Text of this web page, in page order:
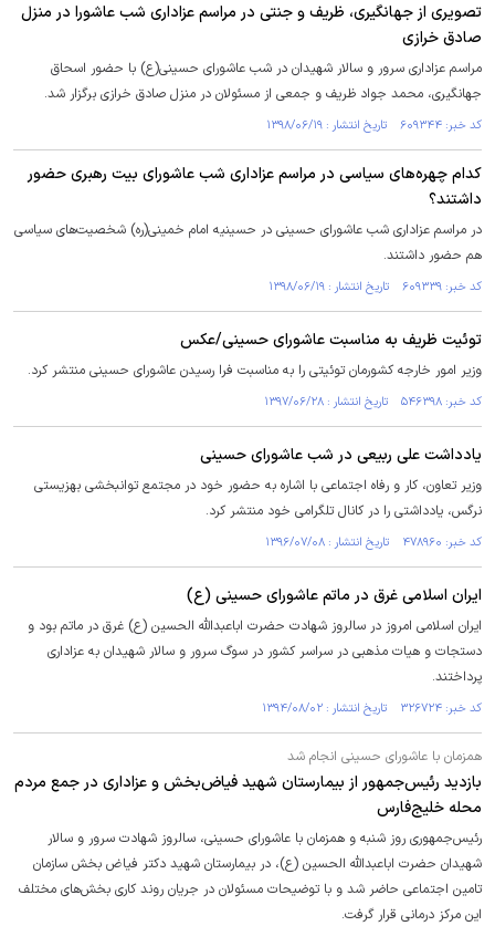
تصویری از جهانگیری، ظریف و جنتی در مراسم عزاداری شب عاشورا در منزل
صادق خرازی
مراسم عزاداری سرور و سالار شهیدان در شب عاشورای حسینی(ع) با حضور اسحاق
جهانگیری، محمد جواد ظریف و جمعی از مسئولان در منزل صادق خرازی برگزار شد.
کد خبر: ۶۰۹۳۴۴ تاریخ انتشار : ۱۳۹۸/۰۶/۱۹
کدام چهره‌های سیاسی در مراسم عزاداری شب عاشورای بیت رهبری حضور
داشتند؟
در مراسم عزاداری شب عاشورای حسینی در حسینیه امام خمینی(ره) شخصیت‌های سیاسی
هم حضور داشتند.
کد خبر: ۶۰۹۳۳۹ تاریخ انتشار : ۱۳۹۸/۰۶/۱۹
توئیت ظریف به مناسبت عاشورای حسینی/عکس
وزیر امور خارجه کشورمان توئیتی را به مناسبت فرا رسیدن عاشورای حسینی منتشر کرد.
کد خبر: ۵۴۶۳۹۸ تاریخ انتشار : ۱۳۹۷/۰۶/۲۸
یادداشت علی ربیعی در شب عاشورای حسینی
وزیر تعاون، کار و رفاه اجتماعی با اشاره به حضور خود در مجتمع توانبخشی بهزیستی
نرگس، یادداشتی را در کانال تلگرامی خود منتشر کرد.
کد خبر: ۴۷۸۹۶۰ تاریخ انتشار : ۱۳۹۶/۰۷/۰۸
ایران اسلامی غرق در ماتم عاشورای حسینی (ع)
ایران اسلامی امروز در سالروز شهادت حضرت اباعبدالله الحسین (ع) غرق در ماتم بود و
دستجات و هیات مذهبی در سراسر کشور در سوگ سرور و سالار شهیدان به عزاداری
پرداختند.
کد خبر: ۳۲۶۷۲۴ تاریخ انتشار : ۱۳۹۴/۰۸/۰۲
همزمان با عاشورای حسینی انجام شد
بازدید رئیس‌جمهور از بیمارستان شهید فیاض‌بخش و عزاداری در جمع مردم
محله خلیج‌فارس
رئیس‌جمهوری روز شنبه و همزمان با عاشورای حسینی، سالروز شهادت سرور و سالار
شهیدان حضرت اباعبدالله الحسین (ع)، در بیمارستان شهید دکتر فیاض بخش سازمان
تامین اجتماعی حاضر شد و با توضیحات مسئولان در جریان روند کاری بخش‌های مختلف
این مرکز درمانی قرار گرفت.